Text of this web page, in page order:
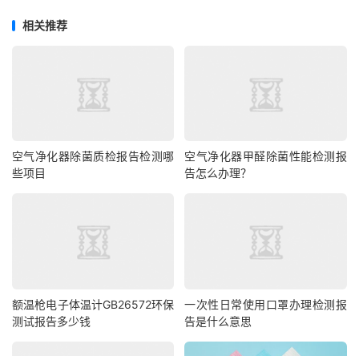
相关推荐
空气净化器除菌质检报告检测哪
些项目
空气净化器甲醛除菌性能检测报
告怎么办理？
额温枪电子体温计GB26572环保
测试报告多少钱
一次性日常使用口罩办理检测报
告是什么意思